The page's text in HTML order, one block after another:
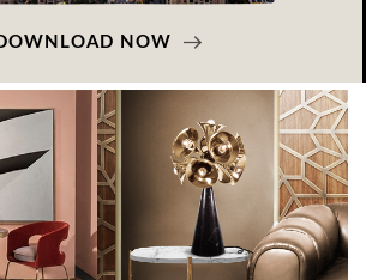
DOWNLOAD NOW